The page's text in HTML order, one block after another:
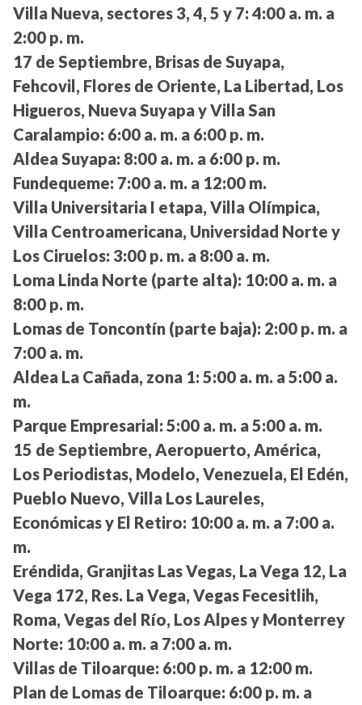
Villa Nueva, sectores 3, 4, 5 y 7: 4:00 a. m. a
2:00 p. m.
17 de Septiembre, Brisas de Suyapa,
Fehcovil, Flores de Oriente, La Libertad, Los
Higueros, Nueva Suyapa y Villa San
Caralampio: 6:00 a. m. a 6:00 p. m.
Aldea Suyapa: 8:00 a. m. a 6:00 p. m.
Fundequeme: 7:00 a. m. a 12:00 m.
Villa Universitaria I etapa, Villa Olímpica,
Villa Centroamericana, Universidad Norte y
Los Ciruelos: 3:00 p. m. a 8:00 a. m.
Loma Linda Norte (parte alta): 10:00 a. m. a
8:00 p. m.
Lomas de Toncontín (parte baja): 2:00 p. m. a
7:00 a. m.
Aldea La Cañada, zona 1: 5:00 a. m. a 5:00 a.
m.
Parque Empresarial: 5:00 a. m. a 5:00 a. m.
15 de Septiembre, Aeropuerto, América,
Los Periodistas, Modelo, Venezuela, El Edén,
Pueblo Nuevo, Villa Los Laureles,
Económicas y El Retiro: 10:00 a. m. a 7:00 a.
m.
Eréndida, Granjitas Las Vegas, La Vega 12, La
Vega 172, Res. La Vega, Vegas Fecesitlih,
Roma, Vegas del Río, Los Alpes y Monterrey
Norte: 10:00 a. m. a 7:00 a. m.
Villas de Tiloarque: 6:00 p. m. a 12:00 m.
Plan de Lomas de Tiloarque: 6:00 p. m. a